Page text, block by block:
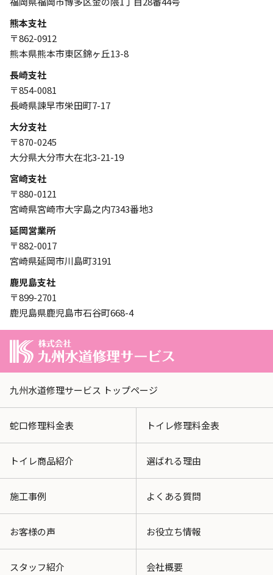
熊本支社
〒862-0912
熊本県熊本市東区錦ヶ丘13-8
長崎支社
〒854-0081
長崎県諫早市栄田町7-17
大分支社
〒870-0245
大分県大分市大在北3-21-19
宮崎支社
〒880-0121
宮崎県宮崎市大字島之内7343番地3
延岡営業所
〒882-0017
宮崎県延岡市川島町3191
鹿児島支社
〒899-2701
鹿児島県鹿児島市石谷町668-4
九州水道修理サービス トップページ
蛇口修理料金表 トイレ修理料金表
トイレ商品紹介 選ばれる理由
施工事例 よくある質問
お客様の声 お役立ち情報
スタッフ紹介 会社概要